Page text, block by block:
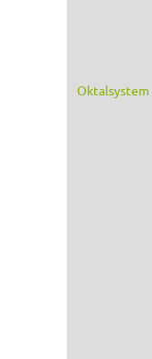
Oktalsystem